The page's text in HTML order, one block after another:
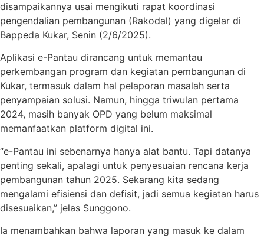
disampaikannya usai mengikuti rapat koordinasi
pengendalian pembangunan (Rakodal) yang digelar di
Bappeda Kukar, Senin (2/6/2025).
Aplikasi e-Pantau dirancang untuk memantau
perkembangan program dan kegiatan pembangunan di
Kukar, termasuk dalam hal pelaporan masalah serta
penyampaian solusi. Namun, hingga triwulan pertama
2024, masih banyak OPD yang belum maksimal
memanfaatkan platform digital ini.
“e-Pantau ini sebenarnya hanya alat bantu. Tapi datanya
penting sekali, apalagi untuk penyesuaian rencana kerja
pembangunan tahun 2025. Sekarang kita sedang
mengalami efisiensi dan defisit, jadi semua kegiatan harus
disesuaikan,” jelas Sunggono.
Ia menambahkan bahwa laporan yang masuk ke dalam